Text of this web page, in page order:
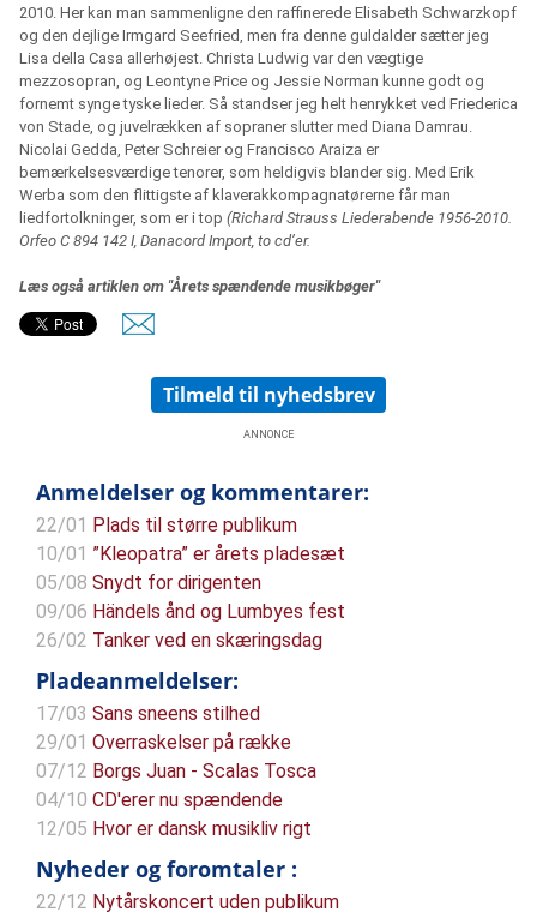
2010. Her kan man sammenligne den raffinerede Elisabeth Schwarzkopf
og den dejlige Irmgard Seefried, men fra denne guldalder sætter jeg
Lisa della Casa allerhøjest. Christa Ludwig var den vægtige
mezzosopran, og Leontyne Price og Jessie Norman kunne godt og
fornemt synge tyske lieder. Så standser jeg helt henrykket ved Friederica
von Stade, og juvelrækken af sopraner slutter med Diana Damrau.
Nicolai Gedda, Peter Schreier og Francisco Araiza er
bemærkelsesværdige tenorer, som heldigvis blander sig. Med Erik
Werba som den flittigste af klaverakkompagnatørerne får man
liedfortolkninger, som er i top (Richard Strauss Liederabende 1956-2010.
Orfeo C 894 142 I, Danacord Import, to cd’er.
Læs også artiklen om "Årets spændende musikbøger"
Tilmeld til nyhedsbrev
ANNONCE
Anmeldelser og kommentarer:
22/01 Plads til større publikum
10/01 ”Kleopatra” er årets pladesæt
05/08 Snydt for dirigenten
09/06 Händels ånd og Lumbyes fest
26/02 Tanker ved en skæringsdag
Pladeanmeldelser:
17/03 Sans sneens stilhed
29/01 Overraskelser på række
07/12 Borgs Juan - Scalas Tosca
04/10 CD'erer nu spændende
12/05 Hvor er dansk musikliv rigt
Nyheder og foromtaler :
22/12 Nytårskoncert uden publikum